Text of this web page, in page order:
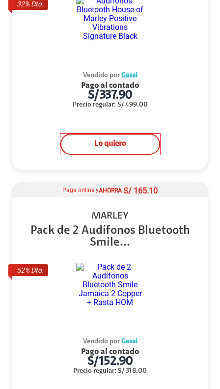
32% Dto.
Vendido por Gasei
Pago al contado
S/337.90
Precio regular: S/ 499.00
Lo quiero
52% Dto.
Paga online yAHORRA S/ 165.10
MARLEY
Pack de 2 Audífonos Bluetooth
Smile...
Vendido por Gasei
Pago al contado
S/152.90
Precio regular: S/ 318.00